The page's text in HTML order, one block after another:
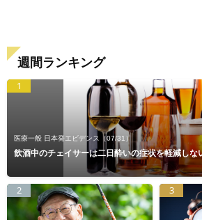
週間ランキング
1
医療一般 日本発エビデンス （07/31）
飲酒中のチェイサーは二日酔いの症状を軽減しな
2 3